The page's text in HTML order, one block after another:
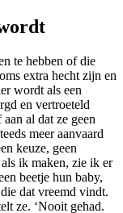
te hebben of die
extra hecht zijn en
wordt als een
en vertroeteld
al dat ze geen
meer aanvaard
keuze, geen
ik maken, zie ik er
beetje hun baby,
dat vreemd vindt.
ze. ‘Nooit gehad.